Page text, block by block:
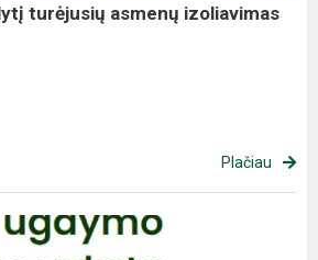
turėjusių asmenų izoliavimas
Plačiau